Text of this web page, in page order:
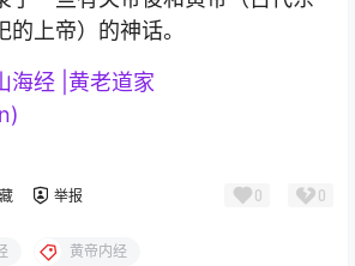
上帝）的神话。
海经 |黄老道家
举报 0 0
黄帝内经